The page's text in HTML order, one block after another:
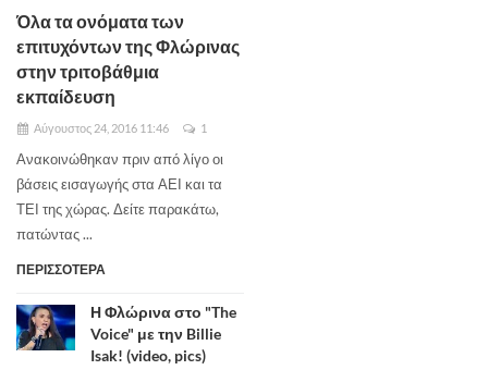
Όλα τα ονόματα των
επιτυχόντων της Φλώρινας
στην τριτοβάθμια
εκπαίδευση
Αύγουστος 24, 2016 11:46 1
Ανακοινώθηκαν πριν από λίγο οι
βάσεις εισαγωγής στα ΑΕΙ και τα
ΤΕΙ της χώρας. Δείτε παρακάτω,
πατώντας ...
ΠΕΡΙΣΣΟΤΕΡΑ
Η Φλώρινα στο "The
Voice" με την Billie
Isak! (video, pics)